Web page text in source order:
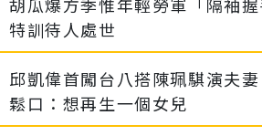
特訓待人處世
邱凱偉首闖台八搭陳珮騏演夫
鬆口：想再生一個女兒